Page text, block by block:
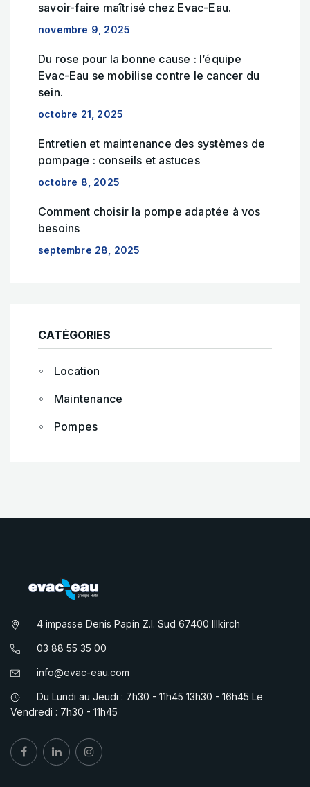
savoir-faire maîtrisé chez Evac-Eau.
novembre 9, 2025
Du rose pour la bonne cause : l’équipe
Evac-Eau se mobilise contre le cancer du
sein.
octobre 21, 2025
Entretien et maintenance des systèmes de
pompage : conseils et astuces
octobre 8, 2025
Comment choisir la pompe adaptée à vos
besoins
septembre 28, 2025
CATÉGORIES
Location
Maintenance
Pompes
4 impasse Denis Papin Z.I. Sud 67400 Illkirch
03 88 55 35 00
info@evac-eau.com
Du Lundi au Jeudi : 7h30 - 11h45 13h30 - 16h45 Le
Vendredi : 7h30 - 11h45